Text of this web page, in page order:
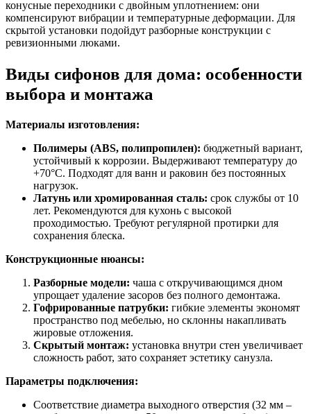
конусные переходники с двойным уплотнением: они
компенсируют вибрации и температурные деформации. Для
скрытой установки подойдут разборные конструкции с
ревизионными люками.
Виды сифонов для дома: особенности
выбора и монтажа
Материалы изготовления:
Полимеры (ABS, полипропилен): бюджетный вариант,
устойчивый к коррозии. Выдерживают температуру до
+70°C. Подходят для ванн и раковин без постоянных
нагрузок.
Латунь или хромированная сталь: срок службы от 10
лет. Рекомендуются для кухонь с высокой
проходимостью. Требуют регулярной протирки для
сохранения блеска.
Конструкционные нюансы:
Разборные модели: чаша с откручивающимся дном
упрощает удаление засоров без полного демонтажа.
Гофрированные патрубки: гибкие элементы экономят
пространство под мебелью, но склонны накапливать
жировые отложения.
Скрытый монтаж: установка внутри стен увеличивает
сложность работ, зато сохраняет эстетику санузла.
Параметры подключения:
Соответствие диаметра выходного отверстия (32 мм –